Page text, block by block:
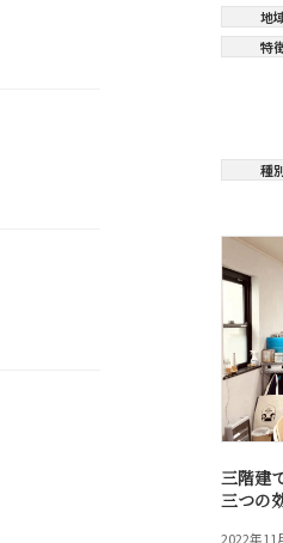
地
特
種
三階建
三つの
2022年11